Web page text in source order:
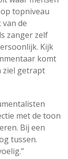
topniveau
de
zanger zelf
Kijk
komt
ziel getrapt
met de toon
Bij een
tussen.